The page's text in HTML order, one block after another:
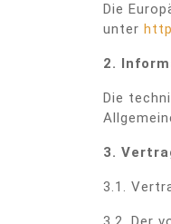
Die
unter
2.
Die
3.
3.1.